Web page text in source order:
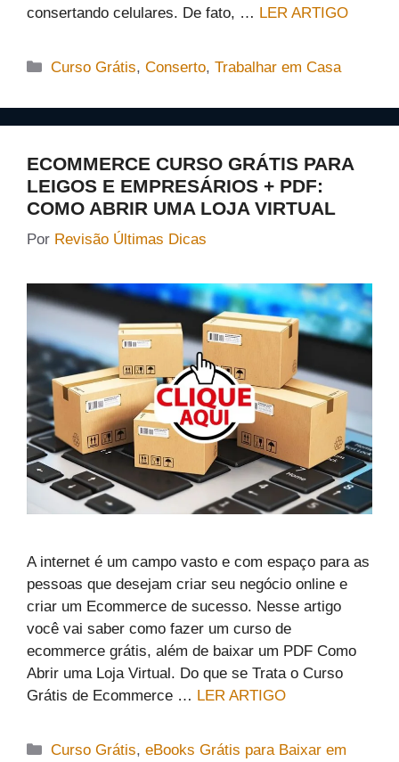
consertando celulares. De fato, … LER ARTIGO
Categorias
Curso Grátis,Conserto,Trabalhar em Casa
ECOMMERCE CURSO GRÁTIS PARA
LEIGOS E EMPRESÁRIOS + PDF:
COMO ABRIR UMA LOJA VIRTUAL
Por Revisão Últimas Dicas
A internet é um campo vasto e com espaço para as
pessoas que desejam criar seu negócio online e
criar um Ecommerce de sucesso. Nesse artigo
você vai saber como fazer um curso de
ecommerce grátis, além de baixar um PDF Como
Abrir uma Loja Virtual. Do que se Trata o Curso
Grátis de Ecommerce … LER ARTIGO
Categorias
Curso Grátis,eBooks Grátis para Baixar em